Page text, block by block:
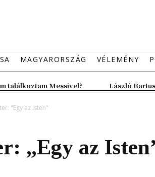
MAGYARORSZÁG VÉLEMÉNY
találkoztam Messivel? László
"Egy az Isten"
„Egy az